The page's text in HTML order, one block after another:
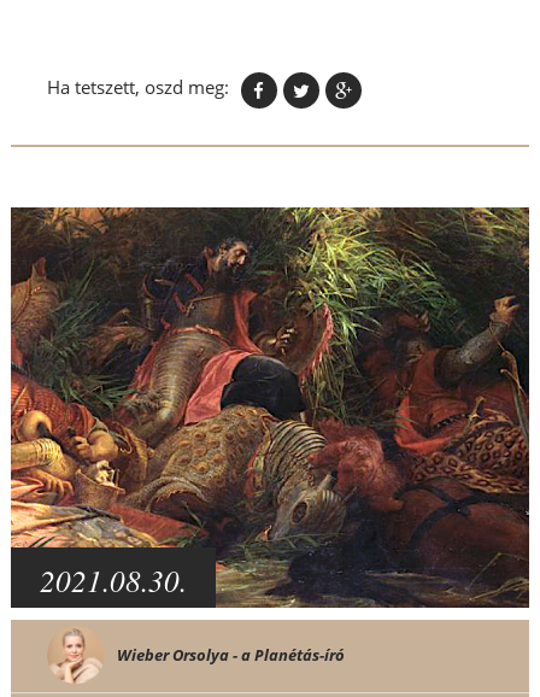
Ha tetszett, oszd meg:
2021.08.30.
Wieber Orsolya - a Planétás-író